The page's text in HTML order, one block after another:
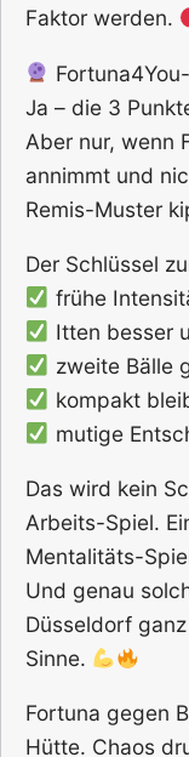
Faktor werden.
Ja – die 3
Aber nur, wenn
annimmt und
Remis-Muster
Der Schlüssel
frühe
Itten besser
zweite Bälle
kompakt
mutige
Das wird kein
Arbeits-Spiel.
Mentalitäts-
Und genau
Düsseldorf
Sinne.
Fortuna gegen
Hütte. Chaos